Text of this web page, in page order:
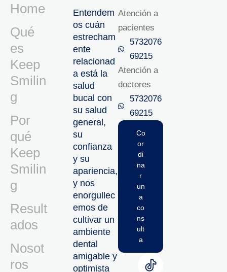
Home
Qué
es
Keep
Smilin
g
Por
qué
Keep
Smilin
g
Result
ados
Nosot
ros
Entendem
os cuán
estrecham
ente
relacionad
a está la
salud
bucal con
su salud
general,
su
confianza
y su
apariencia,
y nos
enorgullec
emos de
cultivar un
ambiente
dental
amigable y
optimista
Atención a
pacientes
5732076
69215‬
Atención a
doctores
5732076
69215‬
Co
or
di
na
r
un
a
co
ns
ult
a